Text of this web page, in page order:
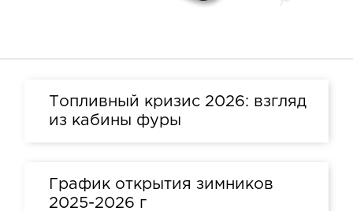
Топливный кризис 2026: взгляд
из кабины фуры
График открытия зимников
2025-2026 г